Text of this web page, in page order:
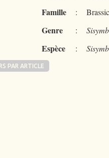
Famille :
Genre :
Espèce :
PAR ARTICLE